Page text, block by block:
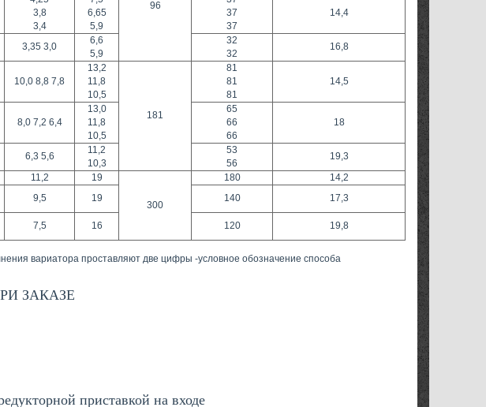
96
3,8
3,4
6,65
5,9
37
37
14,4
3,35 3,0
6,6
5,9
32
32
16,8
10,0 8,8 7,8
13,2
11,8
10,5
181
81
81
81
14,5
8,0 7,2 6,4
13,0
11,8
10,5
65
66
66
18
6,3 5,6
11,2
10,3
53
56
19,3
11,2 19
300
180
14,2
9,5 19 140
17,3
7,5 16 120 19,8
вариатора проставляют две цифры -условное обозначение способа
ЗАКАЗЕ
приставкой на входе